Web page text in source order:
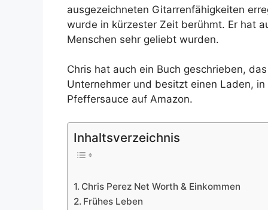
ausgezeichneten Gitarrenfähigkeiten
wurde in kürzester Zeit berühmt. Er hat
Menschen sehr geliebt wurden.
Chris hat auch ein Buch geschrieben,
Unternehmer und besitzt einen Laden,
Pfeffersauce auf Amazon.
Inhaltsverzeichnis
Chris Perez Net Worth & Einkommen
Frühes Leben